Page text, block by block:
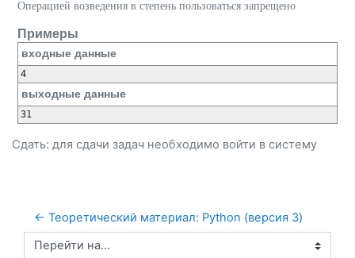
Операцией возведения в степень пользоваться запрещено
Примеры
входные данные
4
выходные данные
31
Сдать: для сдачи задач необходимо войти в систему
← Теоретический материал: Python (версия 3)
Перейти на...